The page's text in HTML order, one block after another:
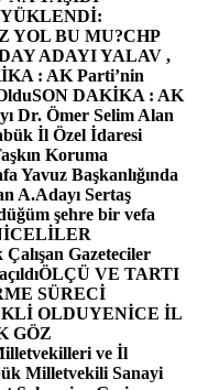
YOL BU MU?CHP
ADAYI YALAV ,
: AK Parti’nin
SON DAKİKA : AK
Dr. Ömer Selim Alan
İl Özel İdaresi
Koruma
Yavuz Başkanlığında
A.Adayı Sertaş
şehre bir vefa
Çalışan Gazeteciler
ÖLÇÜ VE TARTI
SÜRECİ
OLDUYENİCE İL
GÖZ
ve İl
Milletvekili Sanayi